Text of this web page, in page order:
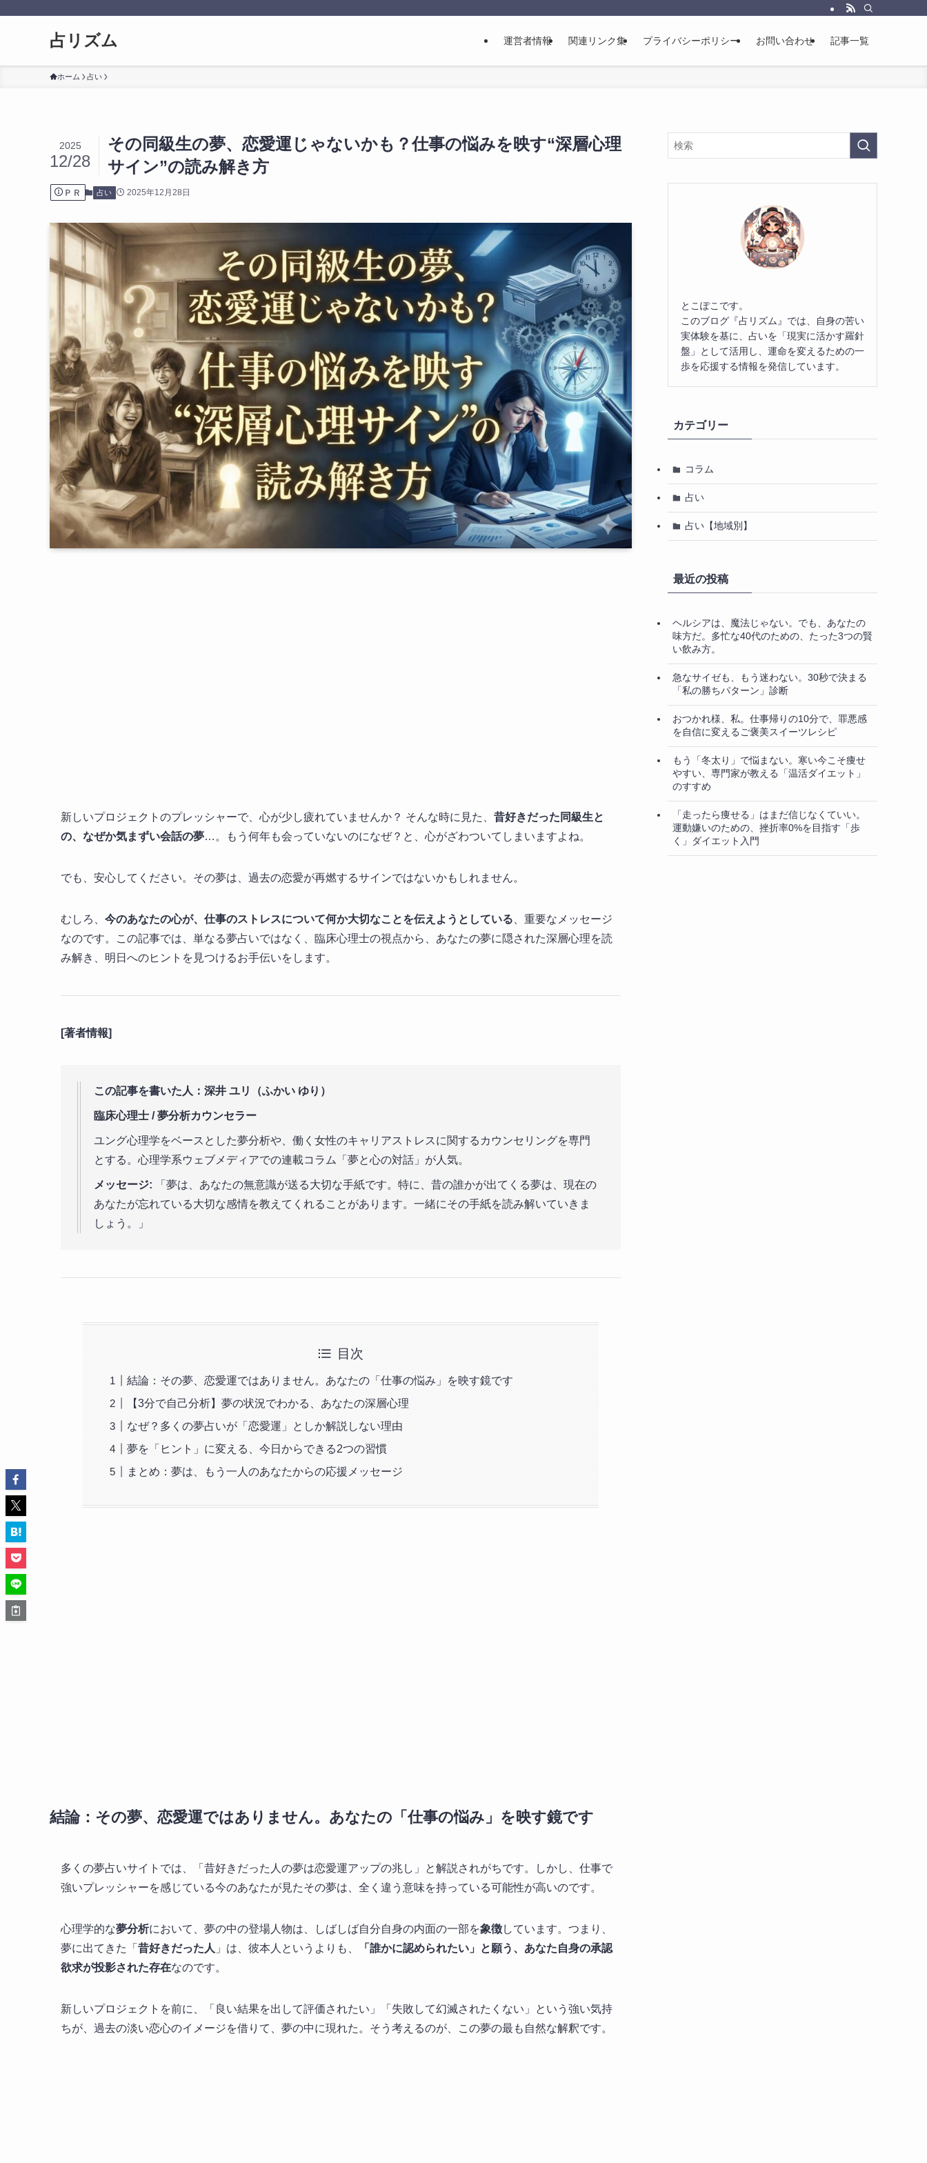
占リズム 運営者情報 関連リンク集 プライバシーポリシー お問い合わせ 記事一覧
ホーム 占い
その同級生の夢、恋愛運じゃないかも？仕事の悩みを映す“深層心理
サイン”の読み解き方
2025
12/28
ＰＲ 占い 2025年12月28日
新しいプロジェクトのプレッシャーで、心が少し疲れていませんか？ そんな時に見た、 昔好きだった同級生と
の、なぜか気まずい会話の夢…。もう何年も会っていないのになぜ？と、心がざわついてしまいますよね。
でも、安心してください。その夢は、過去の恋愛が再燃するサインではないかもしれません。
むしろ、 今のあなたの心が、仕事のストレスについて何か大切なことを伝えようとしている 、重要なメッセージ
なのです。この記事では、単なる夢占いではなく、臨床心理士の視点から、あなたの夢に隠された深層心理を読
み解き、明日へのヒントを見つけるお手伝いをします。
[著者情報]
この記事を書いた人：深井 ユリ（ふかい ゆり）
臨床心理士 / 夢分析カウンセラー
ユング心理学をベースとした夢分析や、働く女性のキャリアストレスに関するカウンセリングを専門
とする。心理学系ウェブメディアでの連載コラム「夢と心の対話」が人気。
メッセージ: 「夢は、あなたの無意識が送る大切な手紙です。特に、昔の誰かが出てくる夢は、現在の
あなたが忘れている大切な感情を教えてくれることがあります。一緒にその手紙を読み解いていきま
しょう。」
目次
結論：その夢、恋愛運ではありません。あなたの「仕事の悩み」を映す鏡です
【3分で自己分析】夢の状況でわかる、あなたの深層心理
なぜ？多くの夢占いが「恋愛運」としか解説しない理由
夢を「ヒント」に変える、今日からできる2つの習慣
まとめ：夢は、もう一人のあなたからの応援メッセージ
結論：その夢、恋愛運ではありません。あなたの「仕事の悩み」を映す鏡です
多くの夢占いサイトでは、「昔好きだった人の夢は恋愛運アップの兆し」と解説されがちです。しかし、仕事で
強いプレッシャーを感じている今のあなたが見たその夢は、全く違う意味を持っている可能性が高いのです。
心理学的な夢分析において、夢の中の登場人物は、しばしば自分自身の内面の一部を象徴しています。つまり、
夢に出てきた「 昔好きだった人 」は、彼本人というよりも、
「誰かに認められたい」と願う、あなた自身の承認
欲求が投影された存在なのです。
新しいプロジェクトを前に、「良い結果を出して評価されたい」「失敗して幻滅されたくない」という強い気持
ちが、過去の淡い恋心のイメージを借りて、夢の中に現れた。そう考えるのが、この夢の最も自然な解釈です。
とこぽこです。
このブログ『占リズム』では、自身の苦い
実体験を基に、占いを「現実に活かす羅針
盤」として活用し、運命を変えるための一
歩を応援する情報を発信しています。
カテゴリー
コラム
占い
占い【地域別】
最近の投稿
ヘルシアは、魔法じゃない。でも、あなたの
味方だ。多忙な40代のための、たった3つの賢
い飲み方。
急なサイゼも、もう迷わない。30秒で決まる
「私の勝ちパターン」診断
おつかれ様、私。仕事帰りの10分で、罪悪感
を自信に変えるご褒美スイーツレシピ
もう「冬太り」で悩まない。寒い今こそ痩せ
やすい、専門家が教える「温活ダイエット」
のすすめ
「走ったら痩せる」はまだ信じなくていい。
運動嫌いのための、挫折率0%を目指す「歩
く」ダイエット入門